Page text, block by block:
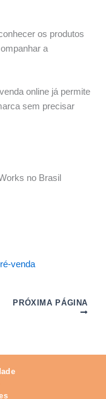
os produtos
a
online já permite
sem precisar
no Brasil
venda
PRÓXIMA PÁGINA